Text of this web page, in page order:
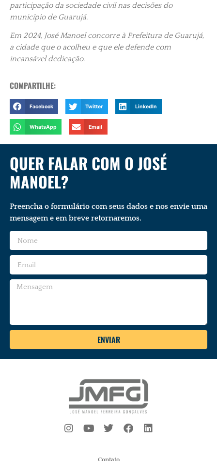
participação da sociedade civil nas decisões do
município de Guarujá.
Em 2024, José Manoel concorre à Prefeitura de Guarujá,
a cidade que o acolheu e que ele defende com
incansável dedicação.
COMPARTILHE:
Facebook Twitter LinkedIn
WhatsApp Email
QUER FALAR COM O JOSÉ
MANOEL?
Preencha o formulário com seus dados e nos envie uma
mensagem e em breve retornaremos.
ENVIAR
Contato